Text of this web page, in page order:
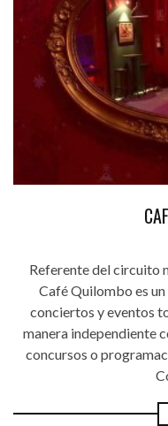
Referente del circuito
Café Quilombo es
conciertos y eventos
manera independiente
concursos o